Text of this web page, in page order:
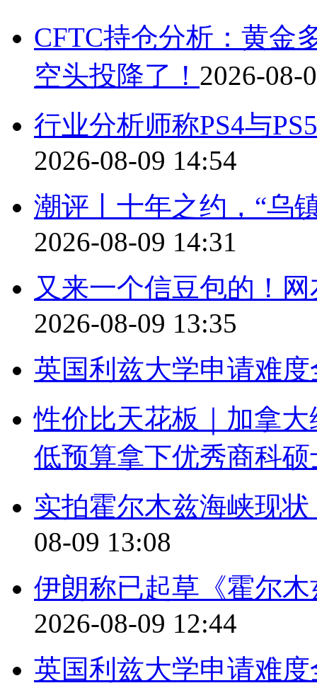
CFTC持仓分析：黄金
空头投降了！ 2026-08-
行业分析师称PS4与
2026-08-09 14:54
潮评丨十年之约，“乌
2026-08-09 14:31
又来一个信豆包的！
2026-08-09 13:35
英国利兹大学申请难
性价比天花板｜加拿
低预算拿下优秀商科硕
实拍霍尔木兹海峡现
08-09 13:08
伊朗称已起草《霍尔
2026-08-09 12:44
英国利兹大学申请难